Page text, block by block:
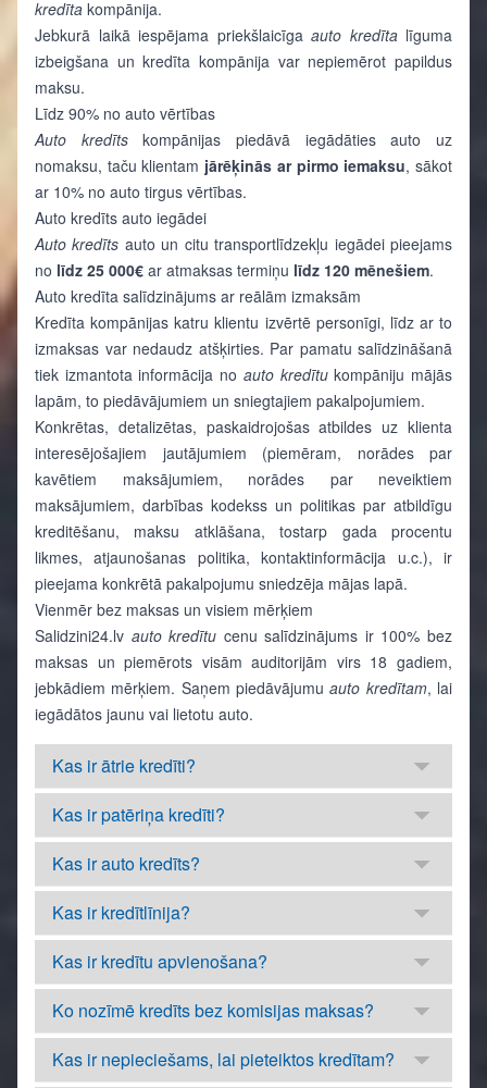
kredīta kompānija.
Jebkurā laikā iespējama priekšlaicīga auto kredīta līguma
izbeigšana un kredīta kompānija var nepiemērot papildus
maksu.
Līdz 90% no auto vērtības
Auto kredītskompānijas piedāvā iegādāties auto uz
nomaksu, taču klientam jārēķinās ar pirmo iemaksu, sākot
ar 10% no auto tirgus vērtības.
Auto kredīts auto iegādei
Auto kredīts auto un citu transportlīdzekļu iegādei pieejams
no līdz 25 000€ ar atmaksas termiņu līdz 120 mēnešiem.
Auto kredīta salīdzinājums ar reālām izmaksām
Kredīta kompānijas katru klientu izvērtē personīgi, līdz ar to
izmaksas var nedaudz atšķirties. Par pamatu salīdzināšanā
tiek izmantota informācija no auto kredītukompāniju mājās
lapām, to piedāvājumiem un sniegtajiem pakalpojumiem.
Konkrētas, detalizētas, paskaidrojošas atbildes uz klienta
interesējošajiem jautājumiem (piemēram, norādes par
kavētiem maksājumiem, norādes par neveiktiem
maksājumiem, darbības kodekss un politikas par atbildīgu
kreditēšanu, maksu atklāšana, tostarp gada procentu
likmes, atjaunošanas politika, kontaktinformācija u.c.), ir
pieejama konkrētā pakalpojumu sniedzēja mājas lapā.
Vienmēr bez maksas un visiem mērķiem
Salidzini24.lv auto kredītu cenu salīdzinājums ir 100% bez
maksas un piemērots visām auditorijām virs 18 gadiem,
jebkādiem mērķiem. Saņem piedāvājumuauto kredītam, lai
iegādātos jaunu vai lietotu auto.
Kas ir ātrie kredīti?
Kas ir patēriņa kredīti?
Kas ir auto kredīts?
Kas ir kredītlīnija?
Kas ir kredītu apvienošana?
Ko nozīmē kredīts bez komisijas maksas?
Kas ir nepieciešams, lai pieteiktos kredītam?